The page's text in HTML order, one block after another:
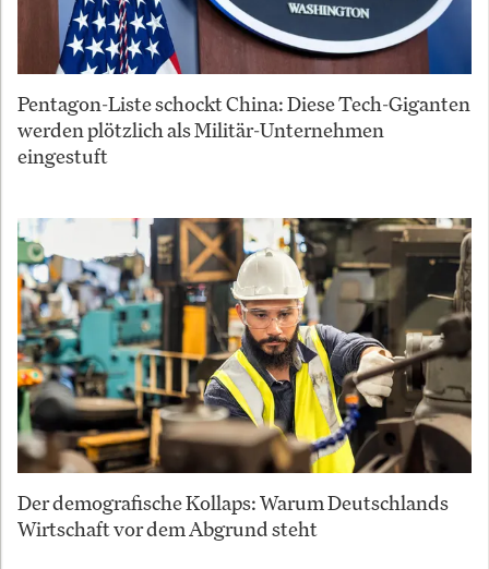
Pentagon-Liste schockt China: Diese Tech-Giganten
werden plötzlich als Militär-Unternehmen
eingestuft
Der demografische Kollaps: Warum Deutschlands
Wirtschaft vor dem Abgrund steht